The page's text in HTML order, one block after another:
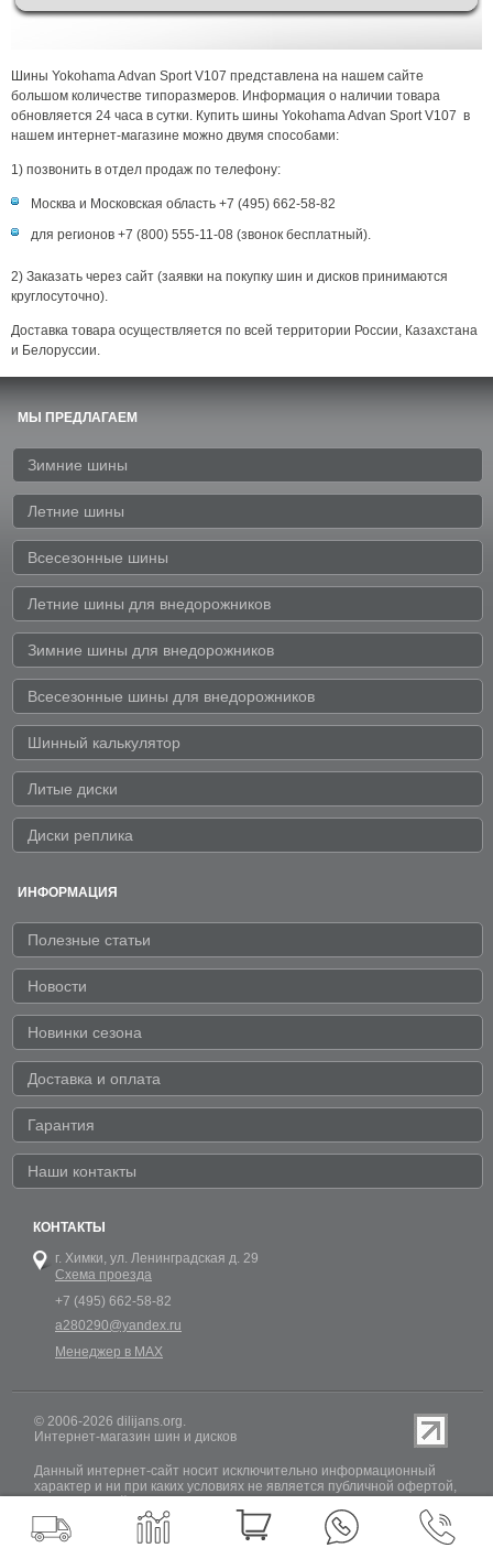
Шины Yokohama Advan Sport V107 представлена на нашем сайте
большом количестве типоразмеров. Информация о наличии товара
обновляется 24 часа в сутки. Купить шины Yokohama Advan Sport V107 в
нашем интернет-магазине можно двумя способами:
1) позвонить в отдел продаж по телефону:
Москва и Московская область +7 (495) 662-58-82
для регионов +7 (800) 555-11-08 (звонок бесплатный).
2) Заказать через сайт (заявки на покупку шин и дисков принимаются
круглосуточно).
Доставка товара осуществляется по всей территории России, Казахстана
и Белоруссии.
МЫ ПРЕДЛАГАЕМ
Зимние шины
Летние шины
Всесезонные шины
Летние шины для внедорожников
Зимние шины для внедорожников
Всесезонные шины для внедорожников
Шинный калькулятор
Литые диски
Диски реплика
ИНФОРМАЦИЯ
Полезные статьи
Новости
Новинки сезона
Доставка и оплата
Гарантия
Наши контакты
КОНТАКТЫ
г. Химки, ул. Ленинградская д. 29
Схема проезда
+7 (495) 662-58-82
a280290@yandex.ru
Менеджер в MAX
© 2006-2026 dilijans.org.
Интернет-магазин шин и дисков
Данный интернет-сайт носит исключительно информационный
характер и ни при каких условиях не является публичной офертой,
РФ. Обновление информации о наличии шин и дисков на сайте
Dilijans.org производится 24 часа в сутки, но не включает в себя